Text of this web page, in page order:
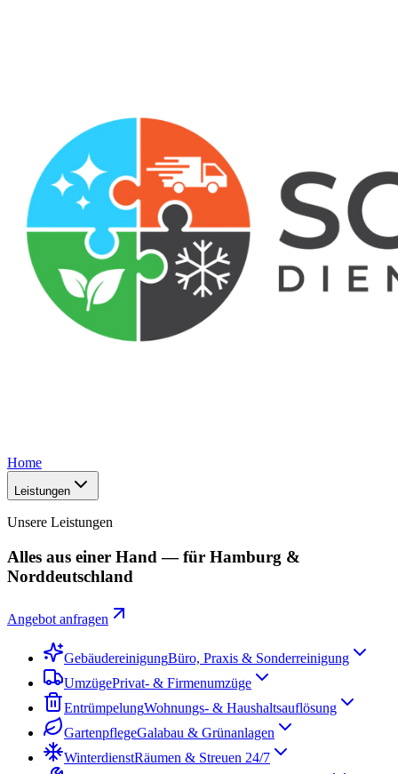
Home
Leistungen
Unsere Leistungen
Alles aus einer Hand — für Hamburg &
Norddeutschland
Angebot anfragen
GebäudereinigungBüro, Praxis & Sonderreinigung
UmzügePrivat- & Firmenumzüge
EntrümpelungWohnungs- & Haushaltsauflösung
GartenpflegeGalabau & Grünanlagen
WinterdienstRäumen & Streuen 24/7